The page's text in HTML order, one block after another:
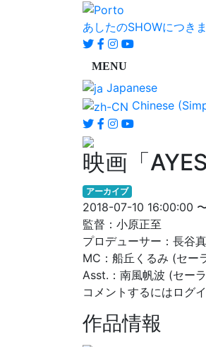
あしたのSHOWにつき
Japanese
Chinese
映画「
アーカイブ
2018-07-10 16:00:00
監督：小原正至
プロデューサー：長谷
MC：船丘くるみ (セー
Asst.：南風帆波 (セー
コメントするにはログ
作品情報